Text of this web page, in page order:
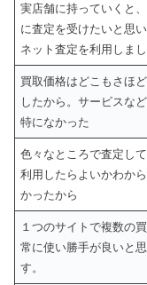
実店舗に持っていくと
に査定を受けたいと思い
ネット査定を利用しまし
買取価格はどこもさほ
したから。サービスな
特になかった
色々なところで査定し
利用したらよいかわか
かったから
１つのサイトで複数の
常に使い勝手が良いと
す。